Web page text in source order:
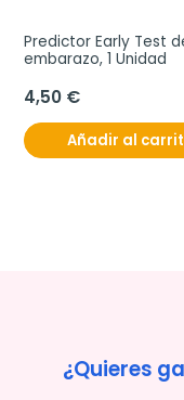
Predictor Early Test
embarazo, 1 Unidad
4,50 €
Añadir al
¿Quieres